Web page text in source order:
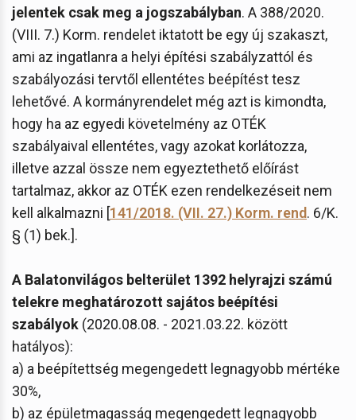
jelentek csak meg a jogszabályban. A 388/2020.
(VIII. 7.) Korm. rendelet iktatott be egy új szakaszt,
ami az ingatlanra a helyi építési szabályzattól és
szabályozási tervtől ellentétes beépítést tesz
lehetővé. A kormányrendelet még azt is kimondta,
hogy ha az egyedi követelmény az OTÉK
szabályaival ellentétes, vagy azokat korlátozza,
illetve azzal össze nem egyeztethető előírást
tartalmaz, akkor az OTÉK ezen rendelkezéseit nem
kell alkalmazni [141/2018. (VII. 27.) Korm. rend. 6/K.
§ (1) bek.].
A Balatonvilágos belterület 1392 helyrajzi számú
telekre meghatározott sajátos beépítési
szabályok (2020.08.08. - 2021.03.22. között
hatályos):
a) a beépítettség megengedett legnagyobb mértéke
30%,
b) az épületmagasság megengedett legnagyobb